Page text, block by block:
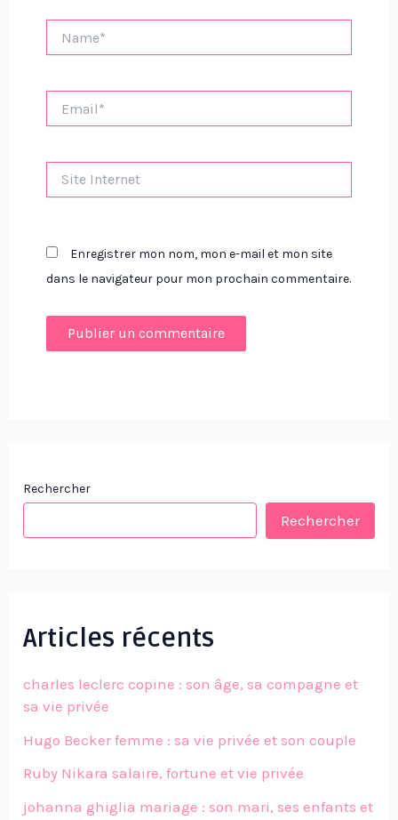
Internet
Enregistrer mon nom, mon e-mail et mon site
dans le navigateur pour mon prochain commentaire.
Rechercher
Rechercher
Articles récents
charles leclerc copine : son âge, sa compagne et
sa vie privée
Hugo Becker femme : sa vie privée et son couple
Ruby Nikara salaire, fortune et vie privée
johanna ghiglia mariage : son mari, ses enfants et